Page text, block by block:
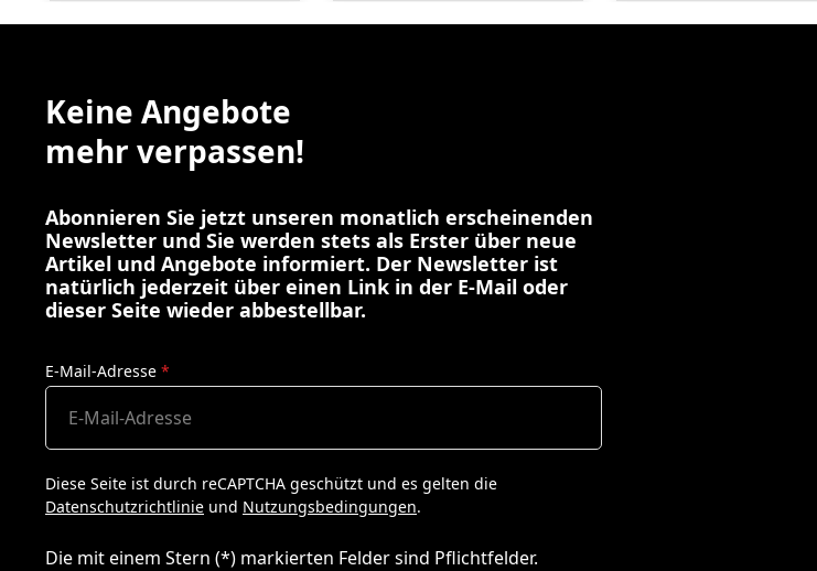
Keine Angebote
mehr verpassen!
Abonnieren Sie jetzt unseren monatlich erscheinenden
Newsletter und Sie werden stets als Erster über neue
Artikel und Angebote informiert. Der Newsletter ist
natürlich jederzeit über einen Link in der E-Mail oder
dieser Seite wieder abbestellbar.
E-Mail-Adresse *
Diese Seite ist durch reCAPTCHA geschützt und es gelten die
Datenschutzrichtlinie und Nutzungsbedingungen.
Die mit einem Stern (*) markierten Felder sind Pflichtfelder.